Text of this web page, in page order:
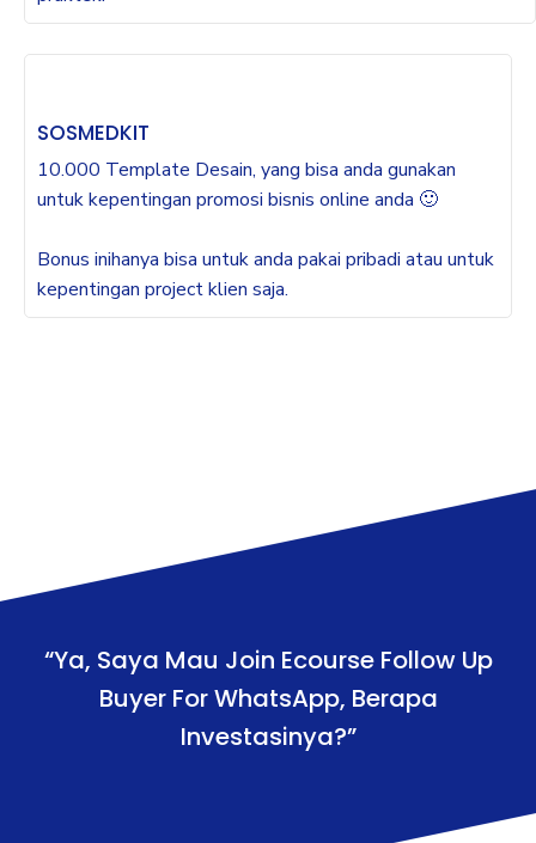
SOSMEDKIT
10.000 Template Desain, yang bisa anda gunakan
untuk kepentingan promosi bisnis online anda 🙂
Bonus inihanya bisa untuk anda pakai pribadi atau untuk
kepentingan project klien saja.
“Ya, Saya Mau Join Ecourse Follow Up
Buyer For WhatsApp, Berapa
Investasinya?”